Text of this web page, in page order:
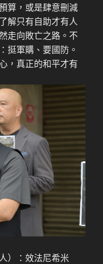
算，或是肆意刪減
解只有自助才有人
走向敗亡之路。不
挺軍購、要國防。
，真正的和平才有
）：效法尼希米